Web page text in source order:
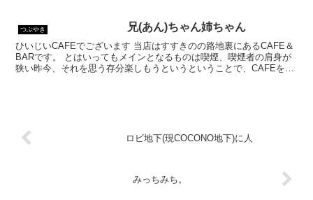
つぶやき 兄(あん)ちゃん姉ちゃん
ひいじいCAFEでございます 当店はすすきのの路地裏にあるCAFE＆
BARです。 とはいってもメインとなるものは喫煙、喫煙者の肩身が
狭い昨今、それを思う存分楽しもうというということで、CAFEを名
ロビ地下(現COCONO地下)に人
みっちみち。